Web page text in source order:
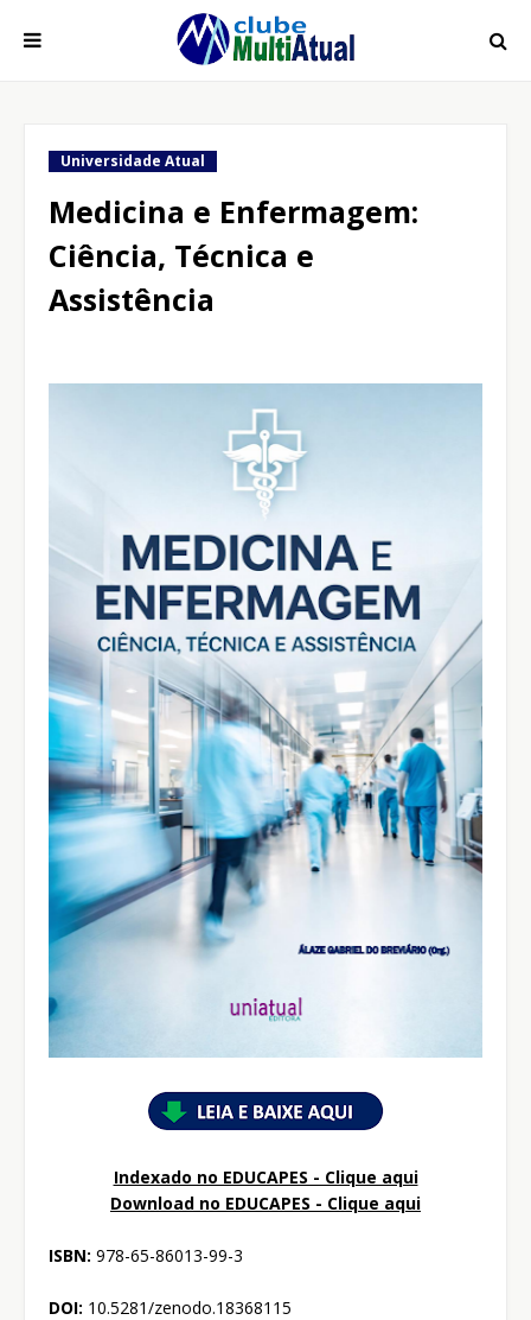
Universidade Atual
Medicina e Enfermagem:
Ciência, Técnica e
Assistência
Indexado no EDUCAPES - Clique aqui
Download no EDUCAPES - Clique aqui
ISBN: 978-65-86013-99-3
DOI: 10.5281/zenodo.18368115